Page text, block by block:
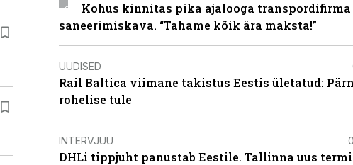
Kohus kinnitas pika ajalooga transpordifirma
saneerimiskava. “Tahame kõik ära maksta!”
UUDISED
Rail Baltica viimane takistus Eestis ületatud:
rohelise tule
INTERVJUU
DHLi tippjuht panustab Eestile. Tallinna uus